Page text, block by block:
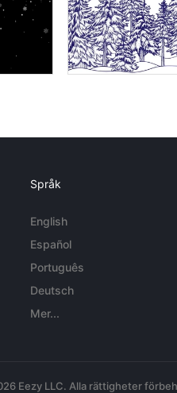
Språk
English
Español
Português
Deutsch
Mer...
Eezy LLC. Alla rättigheter